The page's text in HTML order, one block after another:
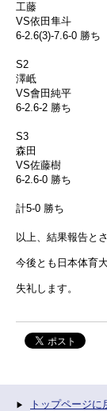
工藤
VS依田隼斗
6-2.6(3)-7.6-0 勝ち
S2
澤岻
VS會田純平
6-2.6-2 勝ち
S3
森田
VS佐藤樹
6-2.6-0 勝ち
計5-0 勝ち
以上、結果報告と
今後とも日本体育
失礼します。
トップページに